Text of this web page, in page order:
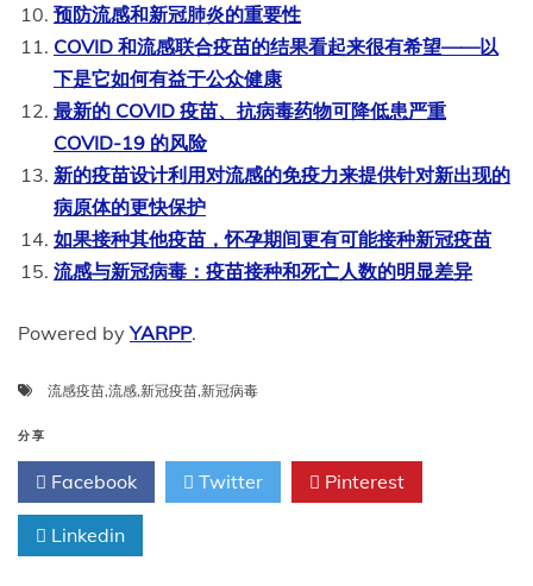
预防流感和新冠肺炎的重要性
COVID 和流感联合疫苗的结果看起来很有希望——以
下是它如何有益于公众健康
最新的 COVID 疫苗、抗病毒药物可降低患严重
COVID-19 的风险
新的疫苗设计利用对流感的免疫力来提供针对新出现的
病原体的更快保护
如果接种其他疫苗，怀孕期间更有可能接种新冠疫苗
流感与新冠病毒：疫苗接种和死亡人数的明显差异
Powered byYARPP.
流感疫苗,流感,新冠疫苗,新冠病毒
分享
Facebook Twitter Pinterest
Linkedin